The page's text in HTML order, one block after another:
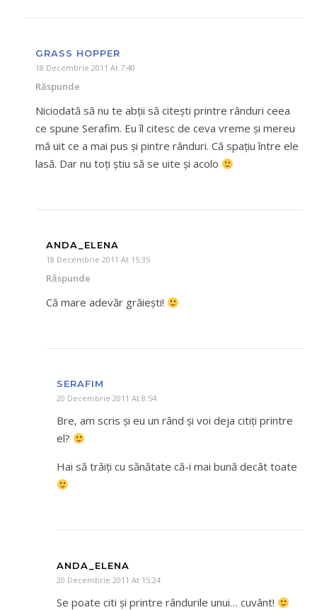
GRASS HOPPER
18 Decembrie 2011 At 7:40
Răspunde
Niciodată să nu te abții să citești printre rânduri ceea
ce spune Serafim. Eu îl citesc de ceva vreme și mereu
mă uit ce a mai pus și pintre rânduri. Că spațiu între ele
lasă. Dar nu toți știu să se uite și acolo
ANDA_ELENA
18 Decembrie 2011 At 15:35
Răspunde
Că mare adevăr grăieşti!
SERAFIM
20 Decembrie 2011 At 8:54
Bre, am scris și eu un rând și voi deja citiți printre
el?
Hai să trăiți cu sănătate că-i mai bună decât toate
ANDA_ELENA
20 Decembrie 2011 At 15:24
Se poate citi şi printre rândurile unui… cuvânt!